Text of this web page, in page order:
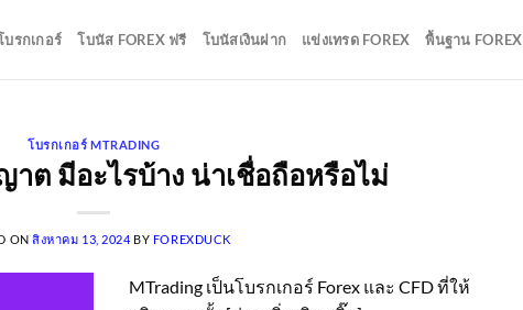
รกเกอร์ โบนัส FOREX ฟรี โบนัสเงินฝาก แข่งเทรด FOREX พื้นฐาน FOREX
โบรกเกอร์ MTRADING
ต มีอะไรบ้าง น่าเชื่อถือหรือไม่
ONสิงหาคม 13, 2024 BY FOREXDUCK
MTrading เป็นโบรกเกอร์ Forex และ CFD ที่ให้